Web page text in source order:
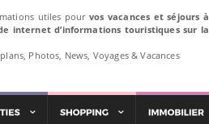
utiles pour vos vacances et séjours à
internet d’informations touristiques sur la
Photos, News, Voyages & Vacances